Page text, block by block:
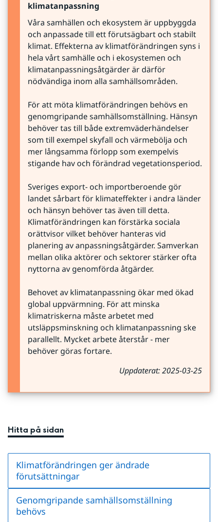
klimatanpassning
Våra samhällen och ekosystem är uppbyggda
och anpassade till ett förutsägbart och stabilt
klimat. Effekterna av klimatförändringen syns i
hela vårt samhälle och i ekosystemen och
klimatanpassningsåtgärder är därför
nödvändiga inom alla samhällsområden.
För att möta klimatförändringen behövs en
genomgripande samhällsomställning. Hänsyn
behöver tas till både extremväderhändelser
som till exempel skyfall och värmebölja och
mer långsamma förlopp som exempelvis
stigande hav och förändrad vegetationsperiod.
Sveriges export- och importberoende gör
landet sårbart för klimateffekter i andra länder
och hänsyn behöver tas även till detta.
Klimatförändringen kan förstärka sociala
orättvisor vilket behöver hanteras vid
planering av anpassningsåtgärder. Samverkan
mellan olika aktörer och sektorer stärker ofta
nyttorna av genomförda åtgärder.
Behovet av klimatanpassning ökar med ökad
global uppvärmning. För att minska
klimatriskerna måste arbetet med
utsläppsminskning och klimatanpassning ske
parallellt. Mycket arbete återstår - mer
behöver göras fortare.
Uppdaterat: 2025-03-25
Hitta på sidan
Klimatförändringen ger ändrade
förutsättningar
Genomgripande samhällsomställning
behövs